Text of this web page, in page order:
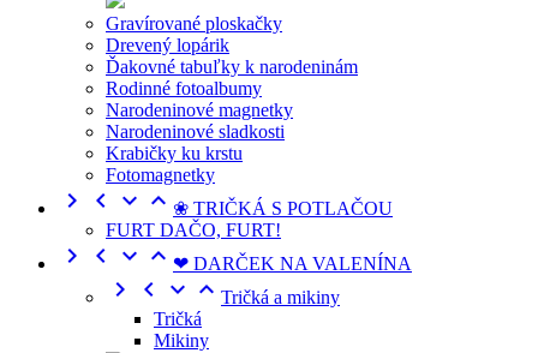
Gravírované ploskačky
Drevený lopárik
Ďakovné tabuľky k narodeninám
Rodinné fotoalbumy
Narodeninové magnetky
Narodeninové sladkosti
Krabičky ku krstu
Fotomagnetky
    ❀ TRIČKÁ S POTLAČOU
FURT DAČO, FURT!
    ❤ DARČEK NA VALENÍNA
    Tričká a mikiny
Tričká
Mikiny